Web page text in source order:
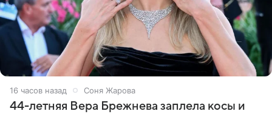
16 часов назад Соня Жарова
44-летняя Вера Брежнева заплела косы и